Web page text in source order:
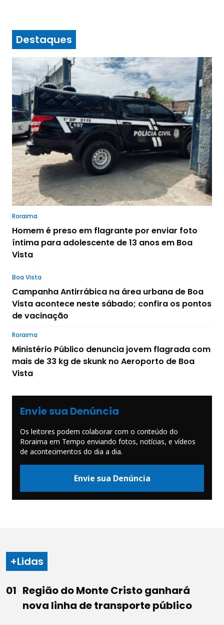
Destaques
Roraima
Homem é preso em flagrante por enviar foto
íntima para adolescente de 13 anos em Boa
Vista
Boa Vista
Campanha Antirrábica na área urbana de Boa
Vista acontece neste sábado; confira os pontos
de vacinação
Roraima
Ministério Público denuncia jovem flagrada com
mais de 33 kg de skunk no Aeroporto de Boa
Vista
Envie sua Denúncia
Os leitores podem colaborar com o conteúdo do
Roraima em Tempo enviando fotos, notícias, e vídeos
de acontecimentos do dia a dia.
Envie sua Denúncia
+Lidas
Região do Monte Cristo ganhará
nova linha de transporte público